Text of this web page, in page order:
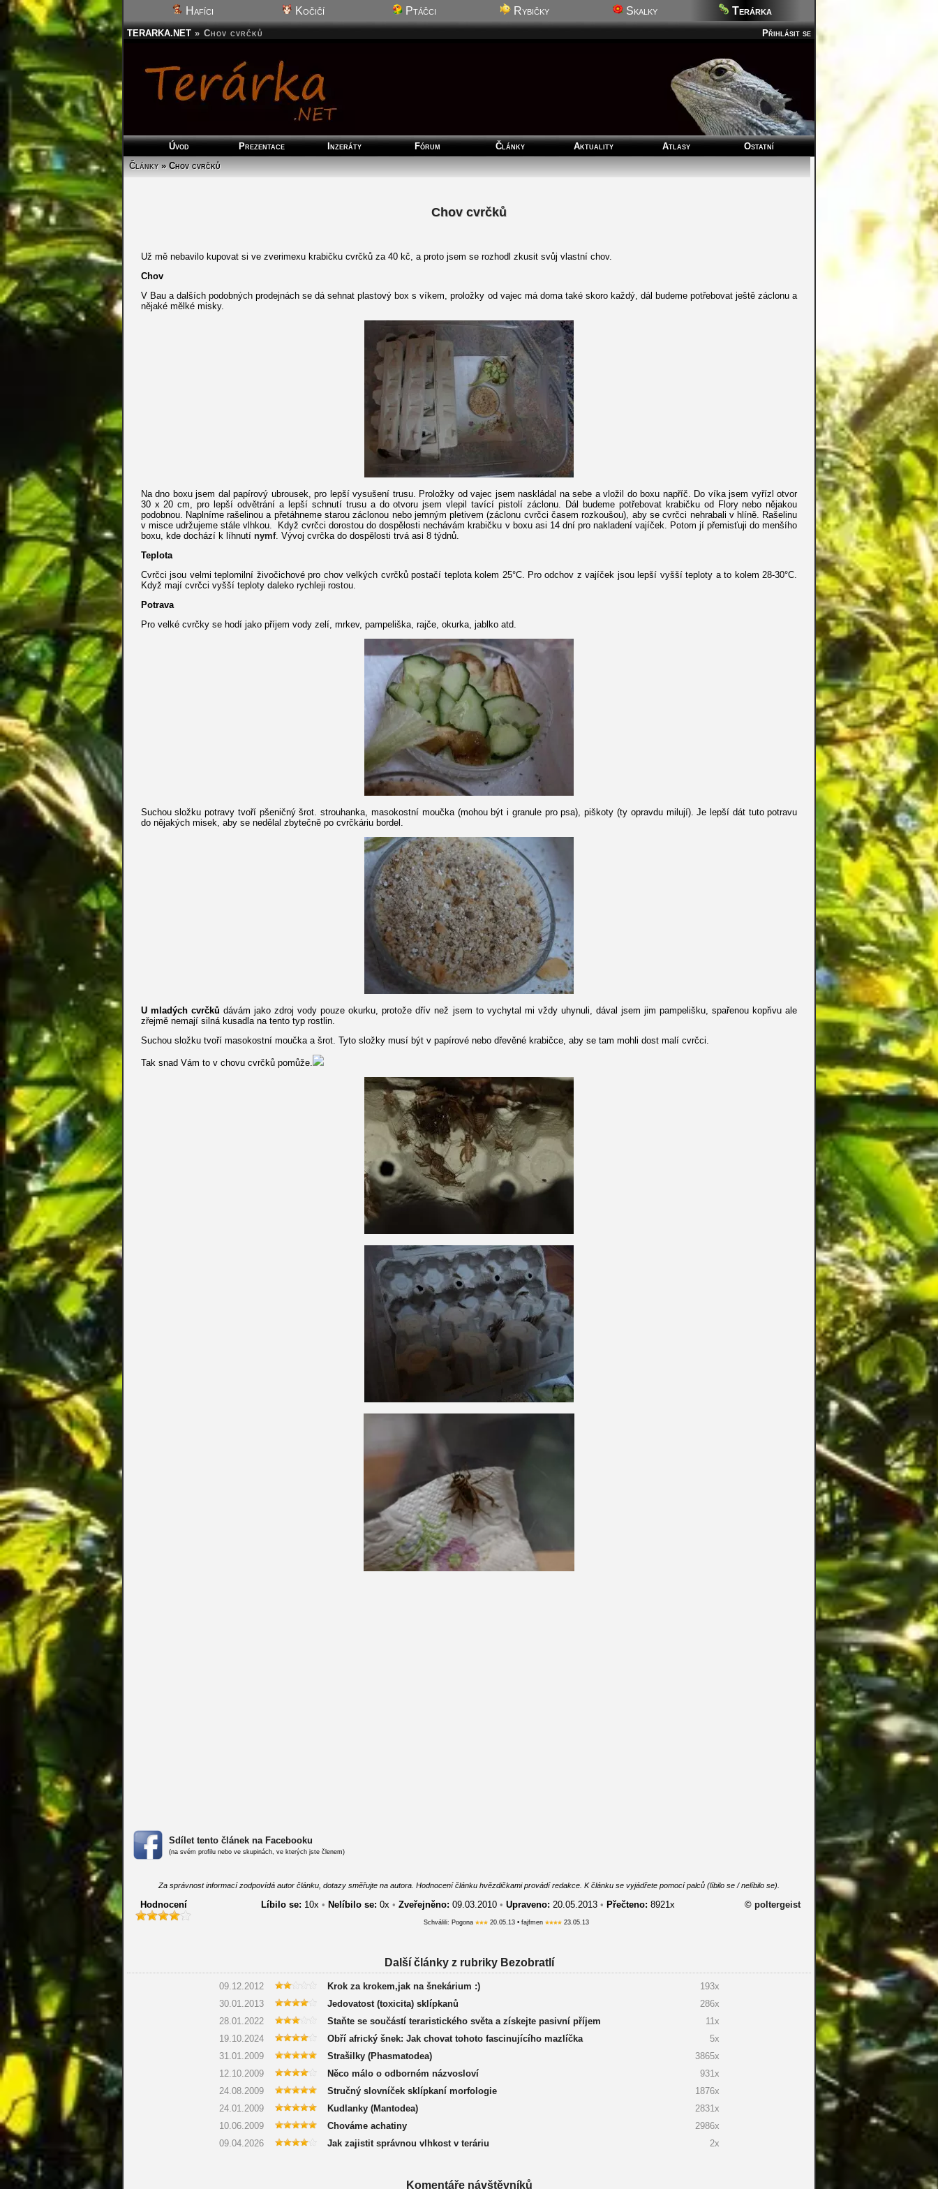
Hafíci Kočičí Ptáčci Rybičky Skalky Terárka
Přihlásit se
TERARKA.NET » Chov cvrčků
Úvod Prezentace Inzeráty Fórum Články Aktuality Atlasy
Ostatní
Články» Chov cvrčků
Chov cvrčků
Už mě nebavilo kupovat si ve zverimexu krabičku cvrčků za 40 kč, a proto jsem se rozhodl zkusit svůj vlastní chov.
Chov
V Bau a dalších podobných prodejnách se dá sehnat plastový box s víkem, proložky od vajec má doma také skoro každý, dál budeme potřebovat ještě záclonu a
nějaké mělké misky.
Na dno boxu jsem dal papírový ubrousek, pro lepší vysušení trusu. Proložky od vajec jsem naskládal na sebe a vložil do boxu napříč. Do víka jsem vyřízl otvor
30 x 20 cm, pro lepší odvětrání a lepší schnutí trusu a do otvoru jsem vlepil tavící pistolí záclonu. Dál budeme potřebovat krabičku od Flory nebo nějakou
podobnou. Naplníme rašelinou a přetáhneme starou záclonou nebo jemným pletivem (záclonu cvrčci časem rozkoušou), aby se cvrčci nehrabali v hlíně. Rašelinu
v misce udržujeme stále vlhkou. Když cvrčci dorostou do dospělosti nechávám krabičku v boxu asi 14 dní pro nakladení vajíček. Potom jí přemisťuji do menšího
boxu, kde dochází k líhnutí nymf. Vývoj cvrčka do dospělosti trvá asi 8 týdnů.
Teplota
Cvrčci jsou velmi teplomilní živočichové pro chov velkých cvrčků postačí teplota kolem 25°C. Pro odchov z vajíček jsou lepší vyšší teploty a to kolem 28-30°C.
Když mají cvrčci vyšší teploty daleko rychleji rostou.
Potrava
Pro velké cvrčky se hodí jako příjem vody zelí, mrkev, pampeliška, rajče, okurka, jablko atd.
Suchou složku potravy tvoří pšeničný šrot. strouhanka, masokostní moučka (mohou být i granule pro psa), piškoty (ty opravdu milují). Je lepší dát tuto potravu
do nějakých misek, aby se nedělal zbytečně po cvrčkáriu bordel.
U mladých cvrčků dávám jako zdroj vody pouze okurku, protože dřív než jsem to vychytal mi vždy uhynuli, dával jsem jim pampelišku, spařenou kopřivu ale
zřejmě nemají silná kusadla na tento typ rostlin.
Suchou složku tvoří masokostní moučka a šrot. Tyto složky musí být v papírové nebo dřevěné krabičce, aby se tam mohli dost malí cvrčci.
Tak snad Vám to v chovu cvrčků pomůže.
Sdílet tento článek na Facebooku
(na svém profilu nebo ve skupinách, ve kterých jste členem)
Za správnost informací zodpovídá autor článku, dotazy směřujte na autora. Hodnocení článku hvězdičkami provádí redakce. K článku se vyjádřete pomocí palců (líbilo se / nelíbilo se).
© poltergeist
Hodnocení Líbilo se: 10x • Nelíbilo se: 0x • Zveřejněno: 09.03.2010 • Upraveno: 20.05.2013 • Přečteno: 8921x
Schválili: Pogona 20.05.13 • fajfmen 23.05.13
Další články z rubriky Bezobratlí
09.12.2012 Krok za krokem,jak na šnekárium :)
193x
30.01.2013
Jedovatost (toxicita) sklípkanů
286x
28.01.2022
Staňte se součástí teraristického světa a získejte pasivní příjem
11x
19.10.2024
Obří africký šnek: Jak chovat tohoto fascinujícího mazlíčka
5x
31.01.2009
Strašilky (Phasmatodea)
3865x
12.10.2009
Něco málo o odborném názvosloví
931x
24.08.2009
Stručný slovníček sklípkaní morfologie
1876x
24.01.2009
Kudlanky (Mantodea)
2831x
10.06.2009
Chováme achatiny
2986x
09.04.2026
Jak zajistit správnou vlhkost v teráriu 2x
Komentáře návštěvníků